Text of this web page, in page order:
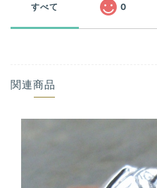
すべて 0
関連商品